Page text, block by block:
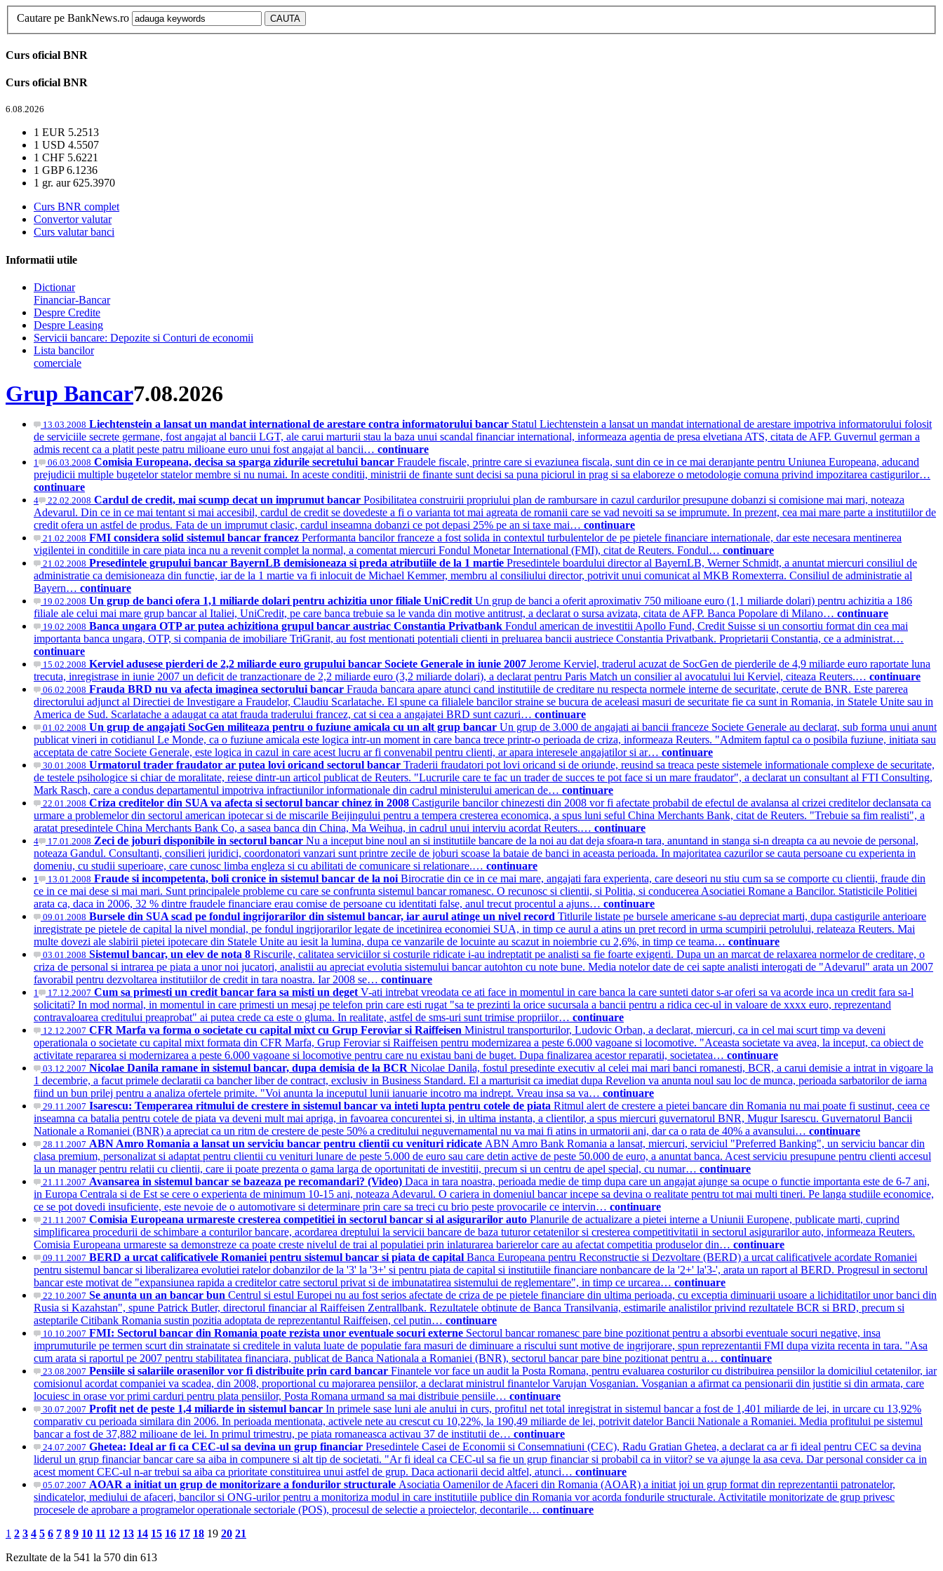
Cautare pe BankNews.ro
Curs oficial BNR
Curs oficial BNR
6.08.2026
1 EUR 5.2513
1 USD 4.5507
1 CHF 5.6221
1 GBP6.1236
1 gr. aur625.3970
Curs BNR complet
Convertor valutar
Curs valutar banci
Informatii utile
Dictionar
Financiar-Bancar
Despre Credite
Despre Leasing
Servicii bancare: Depozite si Conturi de economii
Lista bancilor
comerciale
Grup Bancar7.08.2026
13.03.2008 Liechtenstein a lansat un mandat international de arestare contra informatorului bancar Statul Liechtenstein a lansat un mandat international de arestare impotriva informatorului folosit
de serviciile secrete germane, fost angajat al bancii LGT, ale carui marturii stau la baza unui scandal financiar international, informeaza agentia de presa elvetiana ATS, citata de AFP. Guvernul german a
admis recent ca a platit peste patru milioane euro unui fost angajat al bancii… continuare
1 06.03.2008 Comisia Europeana, decisa sa sparga zidurile secretului bancar Fraudele fiscale, printre care si evaziunea fiscala, sunt din ce in ce mai deranjante pentru Uniunea Europeana, aducand
prejudicii multiple bugetelor statelor membre si nu numai. In aceste conditii, ministrii de finante sunt decisi sa puna piciorul in prag si sa elaboreze o metodologie comuna privind impozitarea castigurilor…
continuare
4 22.02.2008 Cardul de credit, mai scump decat un imprumut bancar Posibilitatea construirii propriului plan de rambursare in cazul cardurilor presupune dobanzi si comisione mai mari, noteaza
Adevarul. Din ce in ce mai tentant si mai accesibil, cardul de credit se dovedeste a fi o varianta tot mai agreata de romanii care se vad nevoiti sa se imprumute. In prezent, cea mai mare parte a institutiilor de
credit ofera un astfel de produs. Fata de un imprumut clasic, cardul inseamna dobanzi ce pot depasi 25% pe an si taxe mai… continuare
21.02.2008 FMI considera solid sistemul bancar francez Performanta bancilor franceze a fost solida in contextul turbulentelor de pe pietele financiare internationale, dar este necesara mentinerea
vigilentei in conditiile in care piata inca nu a revenit complet la normal, a comentat miercuri Fondul Monetar International (FMI), citat de Reuters. Fondul… continuare
21.02.2008 Presedintele grupului bancar BayernLB demisioneaza si preda atributiile de la 1 martie Presedintele boardului director al BayernLB, Werner Schmidt, a anuntat miercuri consiliul de
administratie ca demisioneaza din functie, iar de la 1 martie va fi inlocuit de Michael Kemmer, membru al consiliului director, potrivit unui comunicat al MKB Romexterra. Consiliul de administratie al
Bayern… continuare
19.02.2008 Un grup de banci ofera 1,1 miliarde dolari pentru achizitia unor filiale UniCredit Un grup de banci a oferit aproximativ 750 milioane euro (1,1 miliarde dolari) pentru achizitia a 186
filiale ale celui mai mare grup bancar al Italiei, UniCredit, pe care banca trebuie sa le vanda din motive antitrust, a declarat o sursa avizata, citata de AFP. Banca Popolare di Milano… continuare
19.02.2008 Banca ungara OTP ar putea achizitiona grupul bancar austriac Constantia Privatbank Fondul american de investitii Apollo Fund, Credit Suisse si un consortiu format din cea mai
importanta banca ungara, OTP, si compania de imobiliare TriGranit, au fost mentionati potentiali clienti in preluarea bancii austriece Constantia Privatbank. Proprietarii Constantia, ce a administrat…
continuare
15.02.2008 Kerviel adusese pierderi de 2,2 miliarde euro grupului bancar Societe Generale in iunie 2007 Jerome Kerviel, traderul acuzat de SocGen de pierderile de 4,9 miliarde euro raportate luna
trecuta, inregistrase in iunie 2007 un deficit de tranzactionare de 2,2 miliarde euro (3,2 miliarde dolari), a declarat pentru Paris Match un consilier al avocatului lui Kerviel, citeaza Reuters.… continuare
06.02.2008 Frauda BRD nu va afecta imaginea sectorului bancar Frauda bancara apare atunci cand institutiile de creditare nu respecta normele interne de securitate, cerute de BNR. Este parerea
directorului adjunct al Directiei de Investigare a Fraudelor, Claudiu Scarlatache. El spune ca filialele bancilor straine se bucura de aceleasi masuri de securitate fie ca sunt in Romania, in Statele Unite sau in
America de Sud. Scarlatache a adaugat ca atat frauda traderului francez, cat si cea a angajatei BRD sunt cazuri… continuare
01.02.2008 Un grup de angajati SocGen militeaza pentru o fuziune amicala cu un alt grup bancar Un grup de 3.000 de angajati ai bancii franceze Societe Generale au declarat, sub forma unui anunt
publicat vineri in cotidianul Le Monde, ca o fuziune amicala este logica intr-un moment in care banca trece printr-o perioada de criza, informeaza Reuters. "Admitem faptul ca o posibila fuziune, initiata sau
acceptata de catre Societe Generale, este logica in cazul in care acest lucru ar fi convenabil pentru clienti, ar apara interesele angajatilor si ar… continuare
30.01.2008 Urmatorul trader fraudator ar putea lovi oricand sectorul bancar Traderii fraudatori pot lovi oricand si de oriunde, reusind sa treaca peste sistemele informationale complexe de securitate,
de testele psihologice si chiar de moralitate, reiese dintr-un articol publicat de Reuters. "Lucrurile care te fac un trader de succes te pot face si un mare fraudator", a declarat un consultant al FTI Consulting,
Mark Rasch, care a condus departamentul impotriva infractiunilor informationale din cadrul ministerului american de… continuare
22.01.2008 Criza creditelor din SUA va afecta si sectorul bancar chinez in 2008 Castigurile bancilor chinezesti din 2008 vor fi afectate probabil de efectul de avalansa al crizei creditelor declansata ca
urmare a problemelor din sectorul american ipotecar si de miscarile Beijingului pentru a tempera cresterea economica, a spus luni seful China Merchants Bank, citat de Reuters. "Trebuie sa fim realisti", a
aratat presedintele China Merchants Bank Co, a sasea banca din China, Ma Weihua, in cadrul unui interviu acordat Reuters.… continuare
4 17.01.2008 Zeci de joburi disponibile in sectorul bancar Nu a inceput bine noul an si institutiile bancare de la noi au dat deja sfoara-n tara, anuntand in stanga si-n dreapta ca au nevoie de personal,
noteaza Gandul. Consultanti, consilieri juridici, coordonatori vanzari sunt printre zecile de joburi scoase la bataie de banci in aceasta perioada. In majoritatea cazurilor se cauta persoane cu experienta in
domeniu, cu studii superioare, care cunosc limba engleza si cu abilitati de comunicare si relationare.… continuare
1 13.01.2008 Fraude si incompetenta, boli cronice in sistemul bancar de la noi Birocratie din ce in ce mai mare, angajati fara experienta, care deseori nu stiu cum sa se comporte cu clientii, fraude din
ce in ce mai dese si mai mari. Sunt principalele probleme cu care se confrunta sistemul bancar romanesc. O recunosc si clientii, si Politia, si conducerea Asociatiei Romane a Bancilor. Statisticile Politiei
arata ca, daca in 2006, 32 % dintre fraudele financiare erau comise de persoane cu identitati false, anul trecut procentul a ajuns… continuare
09.01.2008 Bursele din SUA scad pe fondul ingrijorarilor din sistemul bancar, iar aurul atinge un nivel record Titlurile listate pe bursele americane s-au depreciat marti, dupa castigurile anterioare
inregistrate pe pietele de capital la nivel mondial, pe fondul ingrijorarilor legate de incetinirea economiei SUA, in timp ce aurul a atins un pret record in urma scumpirii petrolului, relateaza Reuters. Mai
multe dovezi ale slabirii pietei ipotecare din Statele Unite au iesit la lumina, dupa ce vanzarile de locuinte au scazut in noiembrie cu 2,6%, in timp ce teama… continuare
03.01.2008 Sistemul bancar, un elev de nota 8 Riscurile, calitatea serviciilor si costurile ridicate i-au indreptatit pe analisti sa fie foarte exigenti. Dupa un an marcat de relaxarea normelor de creditare, o
criza de personal si intrarea pe piata a unor noi jucatori, analistii au apreciat evolutia sistemului bancar autohton cu note bune. Media notelor date de cei sapte analisti interogati de "Adevarul" arata un 2007
favorabil pentru dezvoltarea institutiilor de credit in tara noastra. Iar 2008 se… continuare
1 17.12.2007 Cum sa primesti un credit bancar fara sa misti un deget V-ati intrebat vreodata ce ati face in momentul in care banca la care sunteti dator s-ar oferi sa va acorde inca un credit fara sa-l
solicitati? In mod normal, in momentul in care primesti un mesaj pe telefon prin care esti rugat "sa te prezinti la orice sucursala a bancii pentru a ridica cec-ul in valoare de xxxx euro, reprezentand
contravaloarea creditului preaprobat" ai putea crede ca este o gluma. In realitate, astfel de sms-uri sunt trimise propriilor… continuare
12.12.2007 CFR Marfa va forma o societate cu capital mixt cu Grup Feroviar si Raiffeisen Ministrul transporturilor, Ludovic Orban, a declarat, miercuri, ca in cel mai scurt timp va deveni
operationala o societate cu capital mixt formata din CFR Marfa, Grup Feroviar si Raiffeisen pentru modernizarea a peste 6.000 vagoane si locomotive. "Aceasta societate va avea, la inceput, ca obiect de
activitate repararea si modernizarea a peste 6.000 vagoane si locomotive pentru care nu existau bani de buget. Dupa finalizarea acestor reparatii, societatea… continuare
03.12.2007 Nicolae Danila ramane in sistemul bancar, dupa demisia de la BCR Nicolae Danila, fostul presedinte executiv al celei mai mari banci romanesti, BCR, a carui demisie a intrat in vigoare la
1 decembrie, a facut primele declaratii ca bancher liber de contract, exclusiv in Business Standard. El a marturisit ca imediat dupa Revelion va anunta noul sau loc de munca, perioada sarbatorilor de iarna
fiind un bun prilej pentru a analiza ofertele primite. "Voi anunta la inceputul lunii ianuarie incotro ma indrept. Vreau insa sa va… continuare
29.11.2007 Isarescu: Temperarea ritmului de crestere in sistemul bancar va inteti lupta pentru cotele de piata Ritmul alert de crestere a pietei bancare din Romania nu mai poate fi sustinut, ceea ce
inseamna ca batalia pentru cotele de piata va deveni mult mai apriga, in favoarea concurentei si, in ultima instanta, a clientilor, a spus miercuri guvernatorul BNR, Mugur Isarescu. Guvernatorul Bancii
Nationale a Romaniei (BNR) a apreciat ca un ritm de crestere de peste 50% a creditului neguvernamental nu va mai fi atins in urmatorii ani, dar ca o rata de 40% a avansului… continuare
28.11.2007 ABN Amro Romania a lansat un serviciu bancar pentru clientii cu venituri ridicate ABN Amro Bank Romania a lansat, miercuri, serviciul "Preferred Banking", un serviciu bancar din
clasa premium, personalizat si adaptat pentru clientii cu venituri lunare de peste 5.000 de euro sau care detin active de peste 50.000 de euro, a anuntat banca. Acest serviciu presupune pentru clienti accesul
la un manager pentru relatii cu clientii, care ii poate prezenta o gama larga de oportunitati de investitii, precum si un centru de apel special, cu numar… continuare
21.11.2007 Avansarea in sistemul bancar se bazeaza pe recomandari? (Video) Daca in tara noastra, perioada medie de timp dupa care un angajat ajunge sa ocupe o functie importanta este de 6-7 ani,
in Europa Centrala si de Est se cere o experienta de minimum 10-15 ani, noteaza Adevarul. O cariera in domeniul bancar incepe sa devina o realitate pentru tot mai multi tineri. Pe langa studiile economice,
ce se pot dovedi insuficiente, este nevoie de o automotivare si determinare prin care sa treci cu brio peste provocarile ce intervin… continuare
21.11.2007 Comisia Europeana urmareste cresterea competitiei in sectorul bancar si al asigurarilor auto Planurile de actualizare a pietei interne a Uniunii Europene, publicate marti, cuprind
simplificarea procedurii de schimbare a conturilor bancare, acordarea dreptului la servicii bancare de baza tuturor cetatenilor si cresterea competitivitatii in sectorul asigurarilor auto, informeaza Reuters.
Comisia Europeana urmareste sa demonstreze ca poate creste nivelul de trai al populatiei prin inlaturarea barierelor care au afectat competitia produselor din… continuare
09.11.2007 BERD a urcat calificativele Romaniei pentru sistemul bancar si piata de capital Banca Europeana pentru Reconstructie si Dezvoltare (BERD) a urcat calificativele acordate Romaniei
pentru sistemul bancar si liberalizarea evolutiei ratelor dobanzilor de la '3' la '3+' si pentru piata de capital si institutiile financiare nonbancare de la '2+' la'3-', arata un raport al BERD. Progresul in sectorul
bancar este motivat de "expansiunea rapida a creditelor catre sectorul privat si de imbunatatirea sistemului de reglementare", in timp ce urcarea… continuare
22.10.2007 Se anunta un an bancar bun Centrul si estul Europei nu au fost serios afectate de criza de pe pietele financiare din ultima perioada, cu exceptia diminuarii usoare a lichiditatilor unor banci din
Rusia si Kazahstan", spune Patrick Butler, directorul financiar al Raiffeisen Zentrallbank. Rezultatele obtinute de Banca Transilvania, estimarile analistilor privind rezultatele BCR si BRD, precum si
asteptarile Citibank Romania sustin pozitia adoptata de reprezentantul Raiffeisen, cel putin… continuare
10.10.2007 FMI: Sectorul bancar din Romania poate rezista unor eventuale socuri externe Sectorul bancar romanesc pare bine pozitionat pentru a absorbi eventuale socuri negative, insa
imprumuturile pe termen scurt din strainatate si creditele in valuta luate de populatie fara masuri de diminuare a riscului sunt motive de ingrijorare, spun reprezentantii FMI dupa vizita recenta in tara. "Asa
cum arata si raportul pe 2007 pentru stabilitatea financiara, publicat de Banca Nationala a Romaniei (BNR), sectorul bancar pare bine pozitionat pentru a… continuare
23.08.2007 Pensiile si salariile orasenilor vor fi distribuite prin card bancar Finantele vor face un audit la Posta Romana, pentru evaluarea costurilor cu distribuirea pensiilor la domiciliul cetatenilor, iar
comisionul acordat companiei va scadea, din 2008, proportional cu majorarea pensiilor, a declarat ministrul finantelor Varujan Vosganian. Vosganian a afirmat ca pensionarii din justitie si din armata, care
locuiesc in orase vor primi carduri pentru plata pensiilor, Posta Romana urmand sa mai distribuie pensiile… continuare
30.07.2007 Profit net de peste 1,4 miliarde in sistemul bancar In primele sase luni ale anului in curs, profitul net total inregistrat in sistemul bancar a fost de 1,401 miliarde de lei, in urcare cu 13,92%
comparativ cu perioada similara din 2006. In perioada mentionata, activele nete au crescut cu 10,22%, la 190,49 miliarde de lei, potrivit datelor Bancii Nationale a Romaniei. Media profitului pe sistemul
bancar a fost de 37,882 milioane de lei. In primul trimestru, pe piata romaneasca activau 37 de institutii de… continuare
24.07.2007 Ghetea: Ideal ar fi ca CEC-ul sa devina un grup financiar Presedintele Casei de Economii si Consemnatiuni (CEC), Radu Gratian Ghetea, a declarat ca ar fi ideal pentru CEC sa devina
liderul un grup financiar bancar care sa aiba in compunere si alt tip de societati. "Ar fi ideal ca CEC-ul sa fie un grup financiar si probabil ca in viitor? se va ajunge la asa ceva. Dar personal consider ca in
acest moment CEC-ul n-ar trebui sa aiba ca prioritate constituirea unui astfel de grup. Daca actionarii decid altfel, atunci… continuare
05.07.2007 AOAR a initiat un grup de monitorizare a fondurilor structurale Asociatia Oamenilor de Afaceri din Romania (AOAR) a initiat joi un grup format din reprezentantii patronatelor,
sindicatelor, mediului de afaceri, bancilor si ONG-urilor pentru a monitoriza modul in care institutiile publice din Romania vor acorda fondurile structurale. Activitatile monitorizate de grup privesc
procesele de aprobare a programelor operationale sectoriale (POS), procesul de selectie a proiectelor, decontarile… continuare
1 2 3 4 5 6 7 8 9 10 11 12 13 14 15 16 17 18 19 20 21
Rezultate de la 541 la 570 din 613